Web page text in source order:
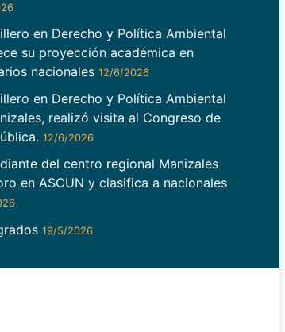
en Derecho y Política Ambiental
su proyección académica en
nacionales 12/6/2026
en Derecho y Política Ambiental
realizó visita al Congreso de
12/6/2026
del centro regional Manizales
en ASCUN y clasifica a nacionales
19/5/2026